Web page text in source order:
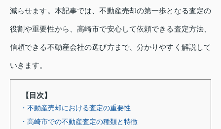
減らせます。本記事では、不動産売却の第一歩となる査定の
役割や重要性から、高崎市で安心して依頼できる査定方法、
信頼できる不動産会社の選び方まで、分かりやすく解説して
いきます。
【目次】
・不動産売却における査定の重要性
・高崎市での不動産査定の種類と特徴